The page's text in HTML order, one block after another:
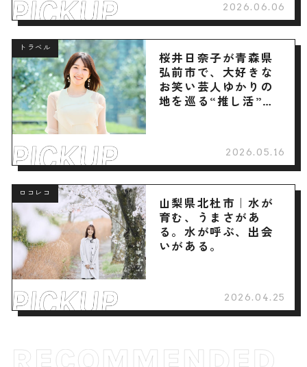
2026.06.06
トラベル
桜井日奈子が青森県
弘前市で、大好きな
お笑い芸人ゆかりの
地を巡る“推し活”旅
2026.05.16
ロコレコ
山梨県北杜市｜水が
育む、うまさがあ
る。水が呼ぶ、出会
いがある。
2026.04.25